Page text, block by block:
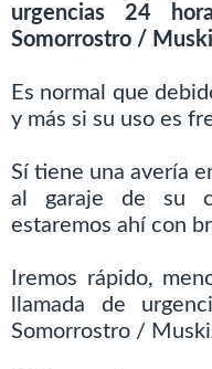
urgencias 24
Somorrostro /
Es normal que
y más si su uso es
Sí tiene una avería
al garaje de su
estaremos ahí con
Iremos rápido,
llamada de
Somorrostro /